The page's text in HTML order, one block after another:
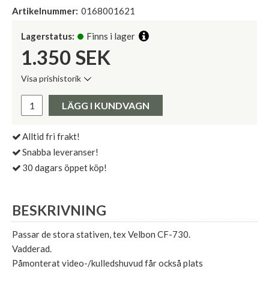
Artikelnummer: 0168001621
Lagerstatus: Finns i lager
1.350 SEK
Visa prishistorik
Pris:
LÄGG I KUNDVAGN
Alltid fri frakt!
Snabba leveranser!
30 dagars öppet köp!
BESKRIVNING
Passar de stora stativen, tex Velbon CF-730.
Vadderad.
Påmonterat video-/kulledshuvud får också plats